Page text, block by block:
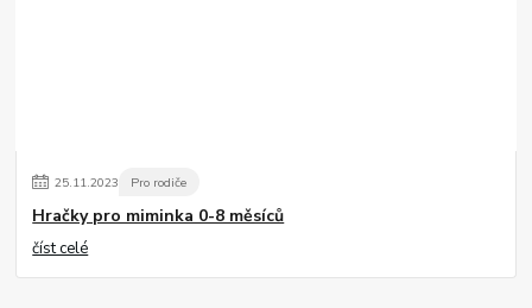
25.11.2023 Pro rodiče
Hračky pro miminka 0-8 měsíců
číst celé